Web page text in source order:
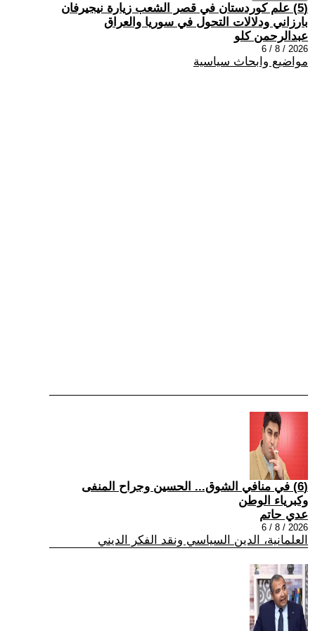
(5) علم كوردستان في قصر الشعب زيارة نيجيرفان
بارزاني ودلالات التحول في سوريا والعراق
عبدالرحمن كلو
2026 / 8 / 6
مواضيع وابحاث سياسية
(6) في منافي الشوق... الحسين وجراح المنفى
وكبرياء الوطن
عدي حاتم
2026 / 8 / 6
العلمانية، الدين السياسي ونقد الفكر الديني